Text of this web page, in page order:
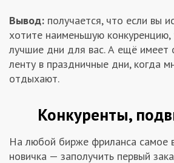
Вывод: получается, что если вы
хотите наименьшую
лучшие дни для вас. А ещё имеет
ленту в праздничные дни, когда
отдыхают.
Конкуренты,
На любой бирже фриланса самое
новичка — заполучить первый